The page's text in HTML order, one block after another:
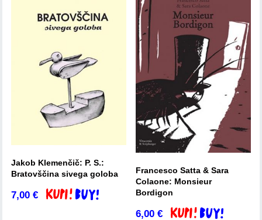
Jakob Klemenčič: P. S.:
Bratovščina sivega goloba
7,00€ Dodaj v košarico
Francesco Satta & Sara
Colaone: Monsieur
Bordigon
6,00€ Dodaj v košarico